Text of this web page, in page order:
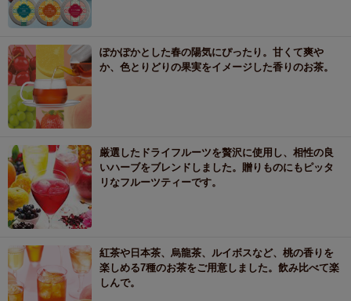
ぽかぽかとした春の陽気にぴったり。甘くて爽や
か、色とりどりの果実をイメージした香りのお茶。
厳選したドライフルーツを贅沢に使用し、相性の良
いハーブをブレンドしました。贈りものにもピッタ
リなフルーツティーです。
紅茶や日本茶、烏龍茶、ルイボスなど、桃の香りを
楽しめる7種のお茶をご用意しました。飲み比べて楽
しんで。